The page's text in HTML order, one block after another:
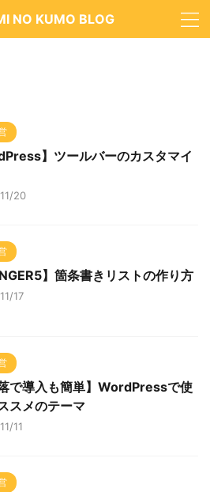
NO KUMO BLOG
】ツールバーのカスタマイ
20
】箇条書きリストの作り方
17
落で導入も簡単】WordPressで使
スメのテーマ
11